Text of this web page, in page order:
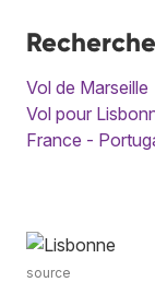
Vol de Marseille
Vol pour
France -
source